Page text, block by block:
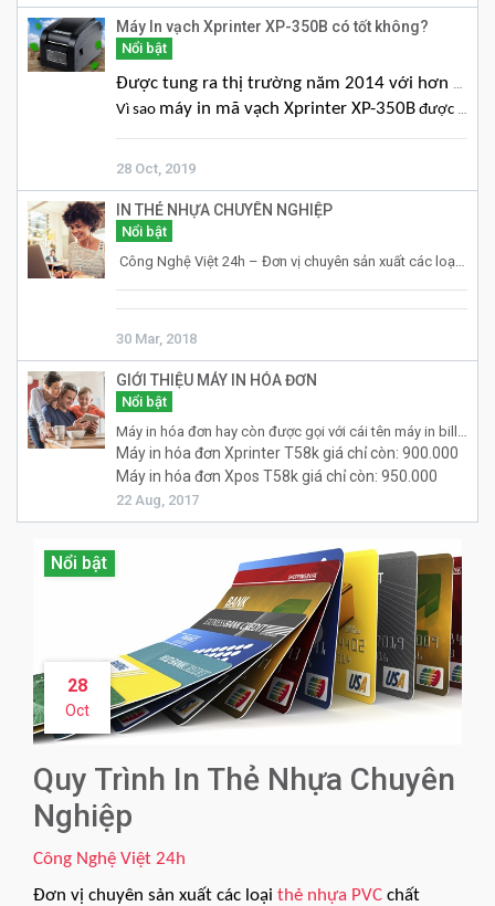
Máy In vạch Xprinter XP-350B có tốt không?
Nổi bật
Vì sao máy in mã vạch Xprinter XP-350B được nhiều khách hàng tin tưởng và nó có thực sự tốt?
28 Oct, 2019
IN THẺ NHỰA CHUYÊN NGHIỆP
Nổi bật
30 Mar, 2018
GIỚI THIỆU MÁY IN HÓA ĐƠN
Nổi bật
Máy in hóa đơn hay còn được gọi với cái tên máy in bill là thiết bị ngoại vi được kết nối với máy tính thường được sử dụng để xuất dữ liệu ra văn bản, in các chứng từ, hóa đơn k57, hóa đơn khổ k58 (Hóa đơn mini) hay k80…
Máy in hóa đơn Xprinter T58k giá chỉ còn: 900.000
Máy in hóa đơn Xpos T58k giá chỉ còn: 950.000
22 Aug, 2017
Nổi bật
28
Oct
Quy Trình In Thẻ Nhựa Chuyên
Nghiệp
Công Nghệ Việt 24h
Đơn vị chuyên sản xuất các loại thẻ nhựa PVC chất